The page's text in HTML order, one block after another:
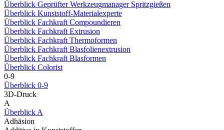
Überblick Geprüfter Werkzeugmanager Spritzgießen
Überblick Kunststoff-Materialexperte
Überblick Fachkraft Compoundieren
Überblick Fachkraft Extrusion
Überblick Fachkraft Thermoformen
Überblick Fachkraft Blasfolienextrusion
Überblick Fachkraft Blasformen
Überblick Colorist
0-9
Überblick 0-9
3D-Druck
A
Überblick A
Adhäsion